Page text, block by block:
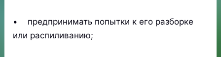
• предпринимать попытки к его разборке
или распиливанию;